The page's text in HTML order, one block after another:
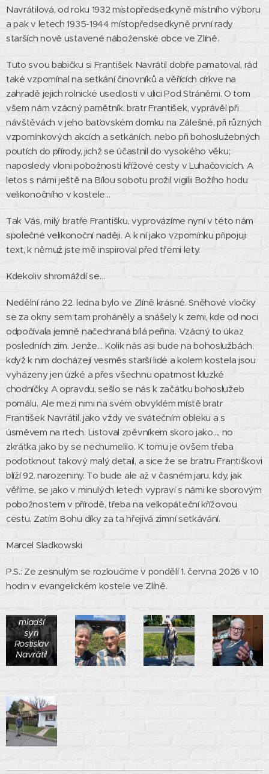
Navrátilová, od roku 1932 místopředsedkyně místního výboru
a pak v letech 1935-1944 místopředsedkyně první rady
starších nově ustavené náboženské obce ve Zlíně.
Tuto svou babičku si František Navrátil dobře pamatoval, rád
také vzpomínal na setkání činovníků a věřících církve na
zahradě jejich rolnické usedlosti v ulici Pod Stráněmi. O tom
všem nám vzácný pamětník, bratr František, vyprávěl při
návštěvách v jeho baťovském domku na Zálešné, při různých
vzpomínkových akcích a setkáních, nebo při bohoslužebných
poutích do přírody, jichž se účastnil do vysokého věku;
naposledy vloni pobožnosti křížové cesty v Luhačovicích. A
letos s námi ještě na Bílou sobotu prožil vigilii Božího hodu
velikonočního v kostele…
Tak Vás, milý bratře Františku, vyprovázíme nyní v této nám
společné velikonoční naději. A k ní jako vzpomínku připojuji
text, k němuž jste mě inspiroval před třemi lety.
Kdekoliv shromáždí se…
Nedělní ráno 22. ledna bylo ve Zlíně krásné. Sněhové vločky
se za okny sem tam proháněly a snášely k zemi, kde od noci
odpočívala jemně načechraná bílá peřina. Vzácný to úkaz
posledních zim. Jenže… Kolik nás asi bude na bohoslužbách,
když k nim docházejí vesměs starší lidé a kolem kostela jsou
vyházeny jen úzké a přes všechnu opatrnost kluzké
chodníčky. A opravdu, sešlo se nás k začátku bohoslužeb
pomálu. Ale mezi nimi na svém obvyklém místě bratr
František Navrátil, jako vždy ve svátečním obleku a s
úsměvem na rtech. Listoval zpěvníkem skoro jako…, no
zkrátka jako by se nechumelilo. K tomu je ovšem třeba
podotknout takový malý detail, a sice že se bratru Františkovi
blíží 92. narozeniny. To bude ale až v časném jaru, kdy, jak
věříme, se jako v minulých letech vypraví s námi ke sborovým
pobožnostem v přírodě, třeba na velkopáteční křížovou
cestu. Zatím Bohu díky za ta hřejivá zimní setkávání.
Marcel Sladkowski
P.S.: Ze zesnulým se rozloučíme v pondělí 1. června 2026 v 10
hodin v evangelickém kostele ve Zlíně.
Zahrada
u
Navrátilů
ve Zlíně
asi roku
1935:
Vpravo
Filomena
Navrátilová
(místopředsedkyně
první
rady
starších
1935-
1944), se
psem
klečí
František
vpravo
jeho syn
nad ním
mladší
syn
Rostislav
Navrátil